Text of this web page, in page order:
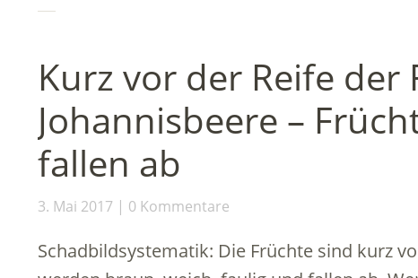
Kurz vor der Reife der
Johannisbeere –
fallen ab
3. Mai 2017 0 Kommentare
Schadbildsystematik: Die Früchte sind kurz